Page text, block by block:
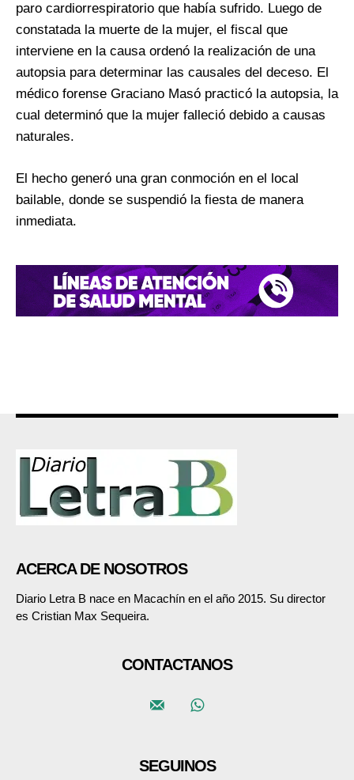
paro cardiorrespiratorio que había sufrido. Luego de
constatada la muerte de la mujer, el fiscal que
interviene en la causa ordenó la realización de una
autopsia para determinar las causales del deceso. El
médico forense Graciano Masó practicó la autopsia, la
cual determinó que la mujer falleció debido a causas
naturales.
El hecho generó una gran conmoción en el local
bailable, donde se suspendió la fiesta de manera
inmediata.
ACERCA DE NOSOTROS
Diario Letra B nace en Macachín en el año 2015. Su director
es Cristian Max Sequeira.
CONTACTANOS
SEGUINOS